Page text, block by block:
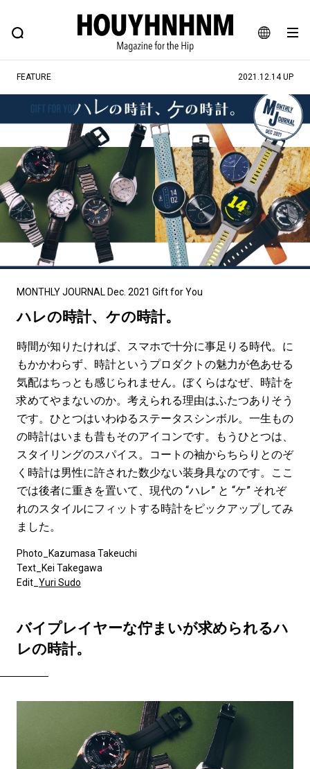
JA
EN
FEATURE BLOG SNAP
ヒップなファッション、カルチャー、ライフスタイルWEBマガジン
#注目のタグ
#SHOPPING ADDICT #憧れの逸品
#ESSENTIAL DESIGNS #古着サミット
#NEW VINTAGE #マイナーグッド図鑑
#路地裏てぃーん。 #MONTHLY JOURNAL
#GH 銘品の所以 #フイナムのYouTube
#Commune H #FOCUS IT #AH.H
#ととけん #FASHION #MUSIC
#LIFESTYLE #SNEAKER
FEATURE 2021.12.14 UP
MONTHLY JOURNAL Dec. 2021 Gift for You
ハレの時計、ケの時計。
時間が知りたければ、スマホで十分に事足りる時代。に
もかかわらず、時計というプロダクトの魅力が色あせる
気配はちっとも感じられません。ぼくらはなぜ、時計を
求めてやまないのか。考えられる理由はふたつありそう
です。ひとつはいわゆるステータスシンボル。一生もの
の時計はいまも昔もそのアイコンです。もうひとつは、
スタイリングのスパイス。コートの袖からちらりとのぞ
く時計は男性に許された数少ない装身具なのです。ここ
では後者に重きを置いて、現代の “ハレ” と “ケ” それぞ
れのスタイルにフィットする時計をピックアップしてみ
ました。
Photo_Kazumasa Takeuchi
Text_Kei Takegawa
Edit_ Yuri Sudo
バイプレイヤーな佇まいが求められるハ
レの時計。